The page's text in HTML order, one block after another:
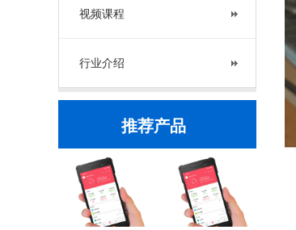
视频课程
行业介绍
推荐产品